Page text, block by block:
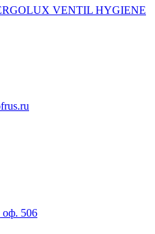
VENTIL HYGIENE
оф. 506